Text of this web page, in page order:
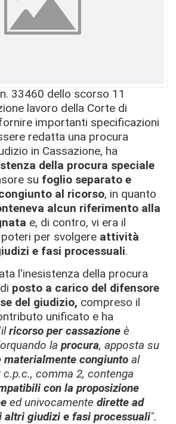
33460 dello scorso 11
lavoro della Corte di
importanti specificazioni
redatta una procura
in Cassazione, ha
della procura speciale
su foglio separato e
al ricorso, in quanto
alcun riferimento alla
e, di contro, vi era il
per svolgere attività
e fasi processuali.
l'inesistenza della procura
posto a carico del difensore
del giudizio, compreso il
unificato e ha
ilricorso per cassazione è
la procura, apposta su
materialmente congiunto al
comma 2, contenga
con la proposizione
ed univocamente dirette ad
altri giudizi e fasi processuali".